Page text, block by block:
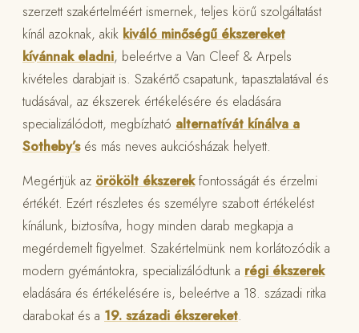
szerzett szakértelméért ismernek, teljes körű szolgáltatást
kínál azoknak, akik kiváló minőségű ékszereket
kívánnak eladni, beleértve a Van Cleef & Arpels
kivételes darabjait is. Szakértő csapatunk, tapasztalatával és
tudásával, az ékszerek értékelésére és eladására
specializálódott, megbízható alternatívát kínálva a
Sotheby’sés más neves aukciósházak helyett.
Megértjük az örökölt ékszerekfontosságát és érzelmi
értékét. Ezért részletes és személyre szabott értékelést
kínálunk, biztosítva, hogy minden darab megkapja a
megérdemelt figyelmet. Szakértelmünk nem korlátozódik a
modern gyémántokra, specializálódtunk a régi ékszerek
eladására és értékelésére is, beleértve a 18. századi ritka
darabokat és a 19. századi ékszereket.